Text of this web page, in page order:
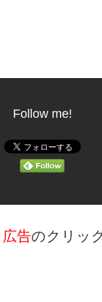
Follow me!
広告のクリッ